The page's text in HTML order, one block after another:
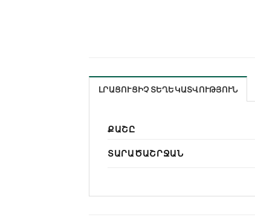
ԼՐԱՑՈՒՑԻՉ ՏԵՂԵԿԱՏՎՈՒԹՅՈՒՆ
ՔԱՇԸ
ՏԱՐԱԾԱՇՐՋԱՆ